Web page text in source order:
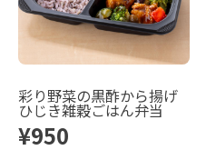
彩り野菜の黒酢から揚げ
ひじき雑穀ごはん弁当
¥950